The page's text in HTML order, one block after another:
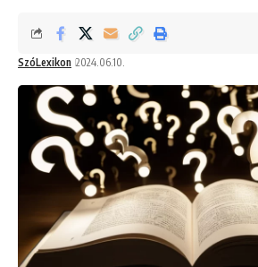
SzóLexikon 2024.06.10.